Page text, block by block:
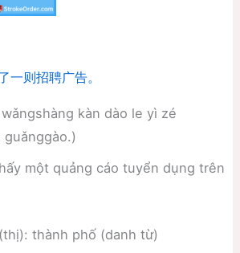
一则招聘广告。
kàn dào le yì zé
guǎnggào.)
một quảng cáo tuyển dụng trên
thành phố (danh từ)